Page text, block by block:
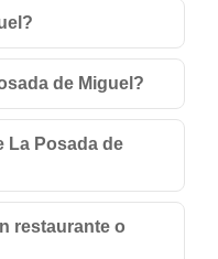
de Miguel?
La Posada de
restaurante o